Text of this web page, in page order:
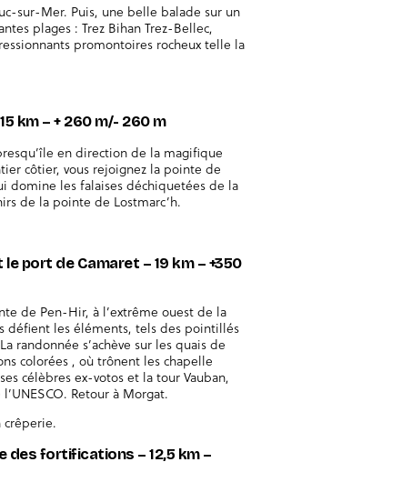
sur-Mer. Puis, une belle balade sur un
plages : Trez Bihan Trez-Bellec,
promontoires rocheux telle la
km – + 260 m/- 260 m
en direction de la magifique
côtier, vous rejoignez la pointe de
domine les falaises déchiquetées de la
de la pointe de Lostmarc’h.
le port de Camaret – 19 km – +350
de Pen-Hir, à l’extrême ouest de la
défient les éléments, tels des pointillés
randonnée s’achève sur les quais de
colorées , où trônent les chapelle
célèbres ex-votos et la tour Vauban,
Retour à Morgat.
crêperie.
des fortifications – 12,5 km –